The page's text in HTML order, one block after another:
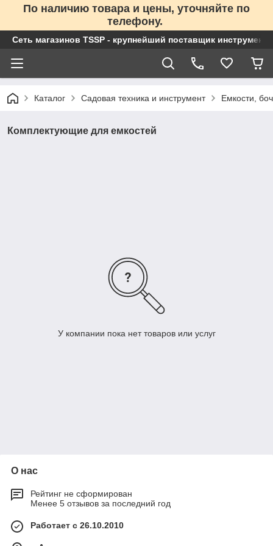
По наличию товара и цены, уточняйте по
телефону.
Сеть магазинов TSSP - крупнейший поставщик
Каталог Садовая техника и инструмент Емкости,
Комплектующие для емкостей
У компании пока нет товаров или услуг
О нас
Рейтинг не сформирован
Менее 5 отзывов за последний год
Работает с 26.10.2010